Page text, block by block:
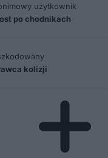
użytkownik
po chodnikach
kolizji